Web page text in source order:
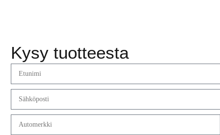
Kysy tuotteesta